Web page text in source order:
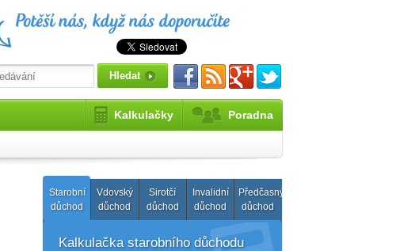
Poradna
Kalkulačky
Starobní
důchod
Vdovský
důchod
Sirotčí
důchod
Invalidní
důchod
Předčasný
důchod
Kalkulačka starobního důchodu